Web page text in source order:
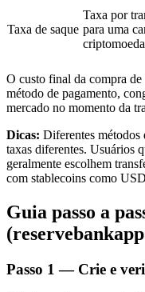
Investimento
Obtenha lucro a
Aprenda a apostar
Bitrue
AI
Taxa de saque
Taxa por
para uma
O custo final da compra
método de pagamento,
mercado no momento da
Dicas: Diferentes métodos
taxas diferentes. Usuários
geralmente escolhem
com stablecoins como
Guia passo a
Passo 1 — Crie e